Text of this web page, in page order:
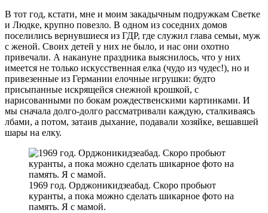
В тот год, кстати, мне и моим закадычным подружкам Светке
и Людке, крупно повезло. В одном из соседних домов
поселились вернувшиеся из ГДР, где служил глава семьи, муж
с женой. Своих детей у них не было, и нас они охотно
привечали. А накануне праздника выяснилось, что у них
имеется не только искусственная елка (чудо из чудес!), но и
привезенные из Германии елочные игрушки: будто
присыпанные искрящейся снежной крошкой, с
нарисованными по бокам рождественскими картинками. И
мы сначала долго-долго рассматривали каждую, сталкиваясь
лбами, а потом, затаив дыхание, подавали хозяйке, вешавшей
шары на елку.
1969 год. Орджоникидзеабад. Скоро пробьют
куранты, а пока можно сделать шикарное фото на
память. Я с мамой.